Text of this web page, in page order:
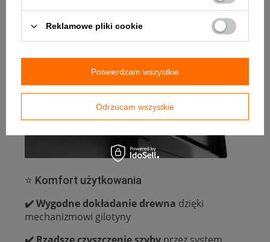
⭐ Komfort użytkowania
✔️ Wygodne dokładanie drewna dzięki
mechanizmowi gilotyny
Reklamowe pliki cookie
Odrzucam wszystkie
Potwierdzam wszystkie